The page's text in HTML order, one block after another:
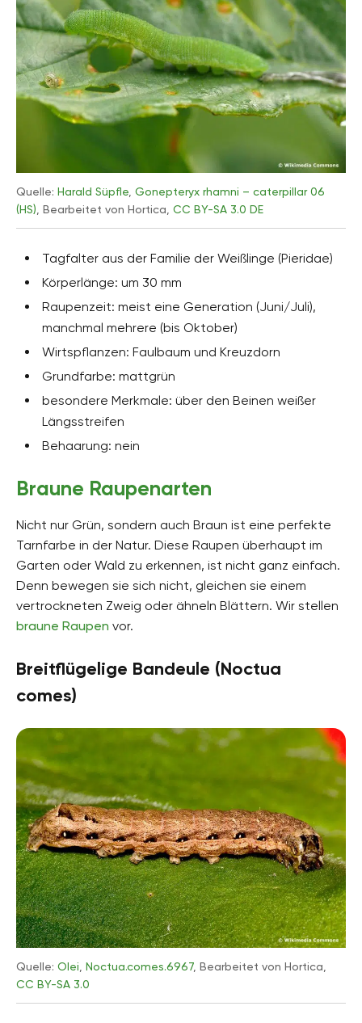
Quelle: Harald Süpfle Gonepteryx rhamni – caterpillar 06
(HS) , Bearbeitet von Hortica, CC BY-SA 3.0 DE
Tagfalter aus der Familie der Weißlinge (Pieridae)
Körperlänge: um 30 mm
Raupenzeit: meist eine Generation (Juni/Juli),
manchmal mehrere (bis Oktober)
Wirtspflanzen: Faulbaum und Kreuzdorn
Grundfarbe: mattgrün
besondere Merkmale: über den Beinen weißer
Längsstreifen
Behaarung: nein
Braune Raupenarten
Nicht nur Grün, sondern auch Braun ist eine perfekte
Tarnfarbe in der Natur. Diese Raupen überhaupt im
Garten oder Wald zu erkennen, ist nicht ganz einfach.
Denn bewegen sie sich nicht, gleichen sie einem
vertrockneten Zweig oder ähneln Blättern. Wir stellen
braune Raupen vor.
Breitflügelige Bandeule (Noctua
comes)
Quelle: Olei Noctua.comes.6967, Bearbeitet von Hortica,
CC BY-SA 3.0